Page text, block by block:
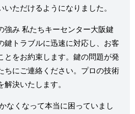
ただけるようになりました。
強み 私たちキーセンター大阪鍵
鍵トラブルに迅速に対応し、お客
とをお約束します。鍵の問題が発
ちにご連絡ください。プロの技術
決いたします。
なくなって本当に困っていまし